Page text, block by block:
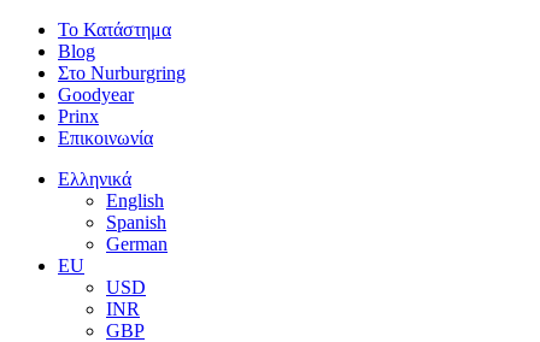
Το Κατάστημα
Blog
Στο Nurburgring
Goodyear
Prinx
Επικοινωνία
Ελληνικά
English
Spanish
German
EU
USD
INR
GBP